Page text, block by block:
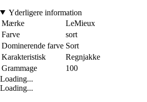
Yderligere information
Mærke
LeMieux
Farve
sort
Dominerende farve Sort
Karakteristisk
Regnjakke
Grammage
100
Loading...
Loading...